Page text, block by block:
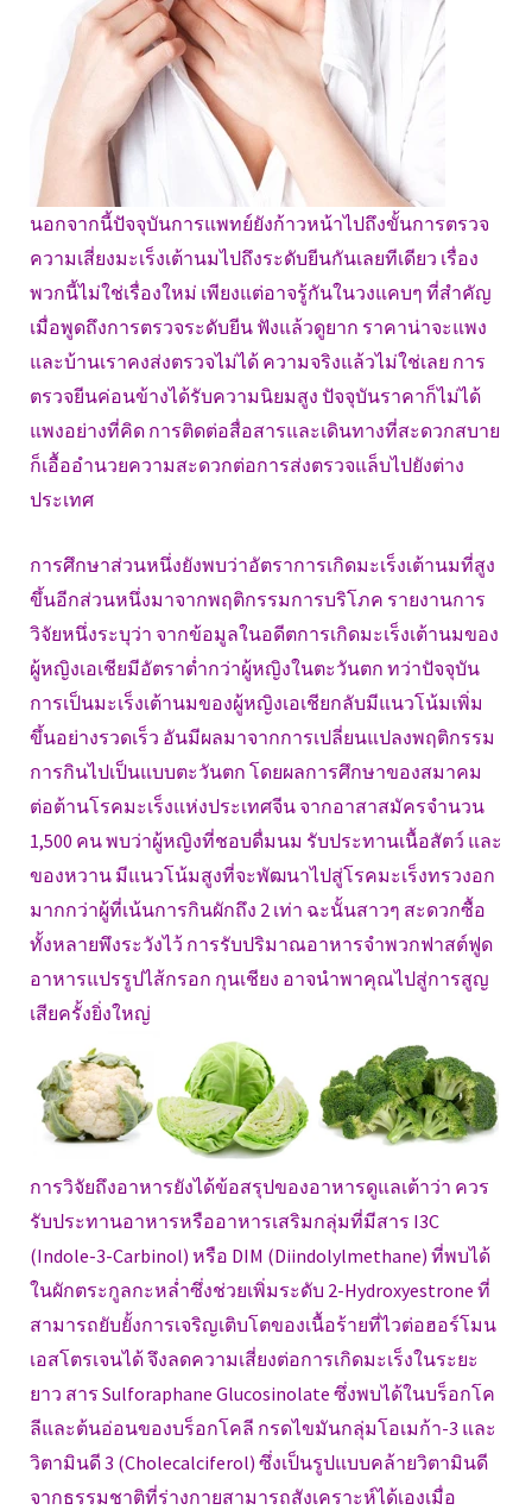
นอกจากนี้ปัจจุบันการแพทย์ยังก้าวหน้าไปถึงขั้นการตรวจ
ความเสี่ยงมะเร็งเต้านมไปถึงระดับยีนกันเลยทีเดียว เรื่อง
พวกนี้ไม่ใช่เรื่องใหม่ เพียงแต่อาจรู้กันในวงแคบๆ ที่สำคัญ
เมื่อพูดถึงการตรวจระดับยีน ฟังแล้วดูยาก ราคาน่าจะแพง
และบ้านเราคงส่งตรวจไม่ได้ ความจริงแล้วไม่ใช่เลย การ
ตรวจยีนค่อนข้างได้รับความนิยมสูง ปัจจุบันราคาก็ไม่ได้
แพงอย่างที่คิด การติดต่อสื่อสารและเดินทางที่สะดวกสบาย
ก็เอื้ออำนวยความสะดวกต่อการส่งตรวจแล็บไปยังต่าง
ประเทศ
การศึกษาส่วนหนึ่งยังพบว่าอัตราการเกิดมะเร็งเต้านมที่สูง
ขึ้นอีกส่วนหนึ่งมาจากพฤติกรรมการบริโภค รายงานการ
วิจัยหนึ่งระบุว่า จากข้อมูลในอดีตการเกิดมะเร็งเต้านมของ
ผู้หญิงเอเชียมีอัตราต่ำกว่าผู้หญิงในตะวันตก ทว่าปัจจุบัน
การเป็นมะเร็งเต้านมของผู้หญิงเอเชียกลับมีแนวโน้มเพิ่ม
ขึ้นอย่างรวดเร็ว อันมีผลมาจากการเปลี่ยนแปลงพฤติกรรม
การกินไปเป็นแบบตะวันตก โดยผลการศึกษาของสมาคม
ต่อต้านโรคมะเร็งแห่งประเทศจีน จากอาสาสมัครจำนวน
1,500 คน พบว่าผู้หญิงที่ชอบดื่มนม รับประทานเนื้อสัตว์ และ
ของหวาน มีแนวโน้มสูงที่จะพัฒนาไปสู่โรคมะเร็งทรวงอก
มากกว่าผู้ที่เน้นการกินผักถึง 2 เท่า ฉะนั้นสาวๆ สะดวกซื้อ
ทั้งหลายพึงระวังไว้ การรับปริมาณอาหารจำพวกฟาสต์ฟูด
อาหารแปรรูปไส้กรอก กุนเชียง อาจนำพาคุณไปสู่การสูญ
เสียครั้งยิ่งใหญ่
การวิจัยถึงอาหารยังได้ข้อสรุปของอาหารดูแลเต้าว่า ควร
รับประทานอาหารหรืออาหารเสริมกลุ่มที่มีสาร I3C
(Indole-3-Carbinol) หรือ DIM (Diindolylmethane) ที่พบได้
ในผักตระกูลกะหล่ำซึ่งช่วยเพิ่มระดับ 2-Hydroxyestrone ที่
สามารถยับยั้งการเจริญเติบโตของเนื้อร้ายที่ไวต่อฮอร์โมน
เอสโตรเจนได้ จึงลดความเสี่ยงต่อการเกิดมะเร็งในระยะ
ยาว สาร Sulforaphane Glucosinolate ซึ่งพบได้ในบร็อกโค
ลีและต้นอ่อนของบร็อกโคลี กรดไขมันกลุ่มโอเมก้า-3 และ
วิตามินดี 3 (Cholecalciferol) ซึ่งเป็นรูปแบบคล้ายวิตามินดี
จากธรรมชาติที่ร่างกายสามารถสังเคราะห์ได้เองเมื่อ